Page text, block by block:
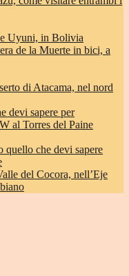
Uyuni, in Bolivia
de la Muerte in bici, a
di Atacama, nel nord
devi sapere per
al Torres del Paine
quello che devi sapere
del Cocora, nell’Eje